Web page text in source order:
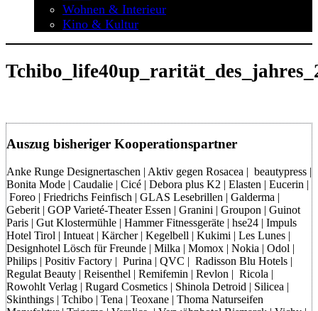
Wohnen & Interieur
Kino & Kultur
Auszug bisheriger Kooperationspartner
Anke Runge Designertaschen | Aktiv gegen Rosacea | beautypress |
Bonita Mode | Caudalie | Cicé | Debora plus K2 | Elasten | Eucerin |
Foreo | Friedrichs Feinfisch | GLAS Lesebrillen | Galderma |
Geberit | GOP Varieté-Theater Essen | Granini | Groupon | Guinot
Paris | Gut Klostermühle | Hammer Fitnessgeräte | hse24 | Impuls
Hotel Tirol | Intueat | Kärcher | Kegelbell | Kukimi | Les Lunes |
Designhotel Lösch für Freunde | Milka | Momox | Nokia | Odol |
Philips | Positiv Factory | Purina | QVC | Radisson Blu Hotels |
Regulat Beauty | Reisenthel | Remifemin | Revlon | Ricola |
Rowohlt Verlag | Rugard Cosmetics | Shinola Detroid | Silicea |
Skinthings | Tchibo | Tena | Teoxane | Thoma Naturseifen